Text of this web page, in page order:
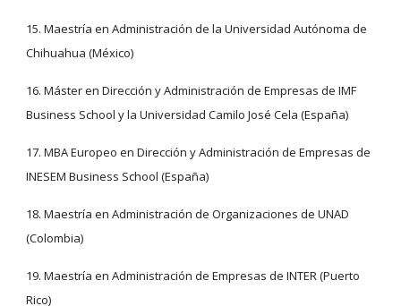
15. Maestría en Administración de la Universidad Autónoma de
Chihuahua (México)
16. Máster en Dirección y Administración de Empresas de IMF
Business School y la Universidad Camilo José Cela (España)
17. MBA Europeo en Dirección y Administración de Empresas de
INESEM Business School (España)
18. Maestría en Administración de Organizaciones de UNAD
(Colombia)
19. Maestría en Administración de Empresas de INTER (Puerto
Rico)